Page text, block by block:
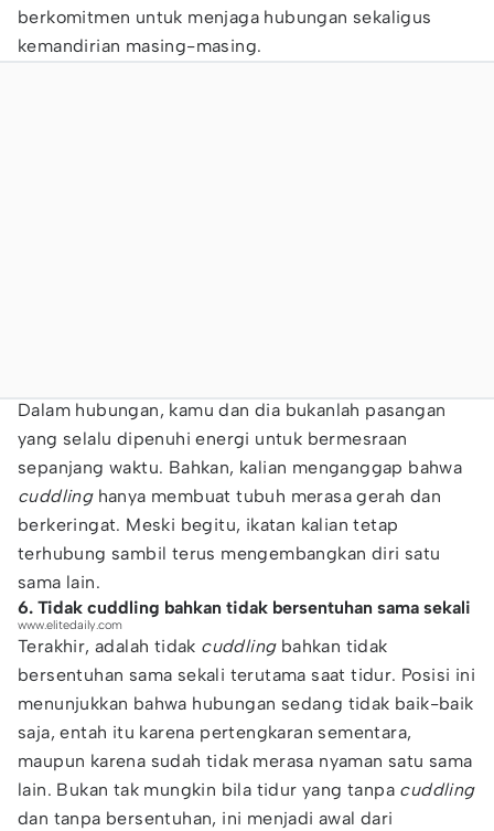
berkomitmen untuk menjaga hubungan sekaligus
kemandirian masing-masing.
Dalam hubungan, kamu dan dia bukanlah pasangan
yang selalu dipenuhi energi untuk bermesraan
sepanjang waktu. Bahkan, kalian menganggap bahwa
cuddlinghanya membuat tubuh merasa gerah dan
berkeringat. Meski begitu, ikatan kalian tetap
terhubung sambil terus mengembangkan diri satu
sama lain.
6. Tidak cuddling bahkan tidak bersentuhan sama sekali
www.elitedaily.com
Terakhir, adalah tidak cuddlingbahkan tidak
bersentuhan sama sekali terutama saat tidur. Posisi ini
menunjukkan bahwa hubungan sedang tidak baik-baik
saja, entah itu karena pertengkaran sementara,
maupun karena sudah tidak merasa nyaman satu sama
lain. Bukan tak mungkin bila tidur yang tanpa cuddling
dan tanpa bersentuhan, ini menjadi awal dari